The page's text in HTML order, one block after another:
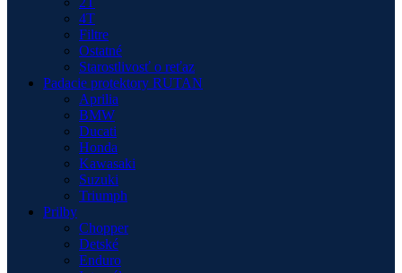
4T
Filtre
Ostatné
Starostlivosť o reťaz
Padacie protektory RUTAN
Aprilia
BMW
Ducati
Honda
Kawasaki
Suzuki
Triumph
Prilby
Chopper
Detské
Enduro